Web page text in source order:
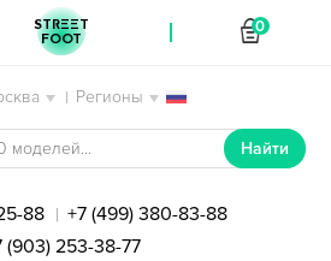
| Регионы
Найти
88 | +7 (499) 380-83-88
(903) 253-38-77
STREET
FOOT
0